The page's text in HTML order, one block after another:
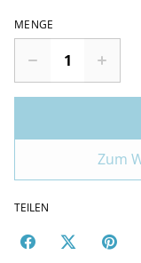
MENGE
Zum
TEILEN